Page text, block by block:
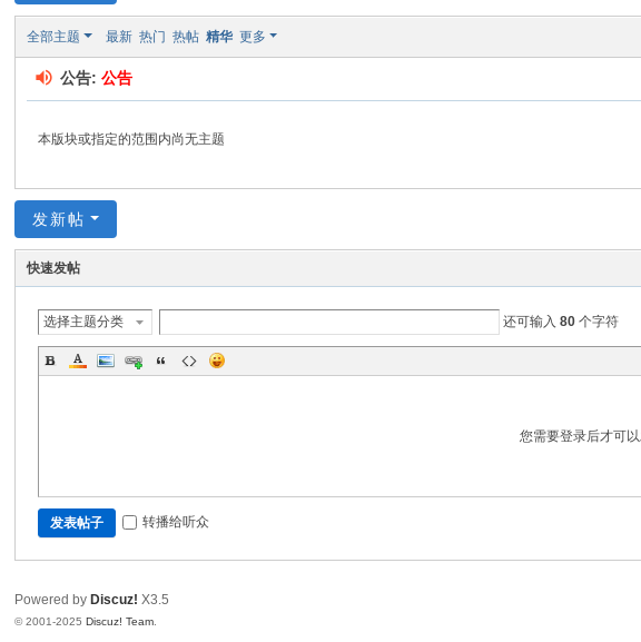
教
全部主题 最新 热门 热帖 精华 更多
公告:公告
本版块或指定的范围内尚无主题
发新帖
快速发帖
选择主题分类 还可输入80 个字符
您需要登录后才可
发表帖子 转播给听众
Powered by Discuz! X3.5
© 2001-2025Discuz! Team